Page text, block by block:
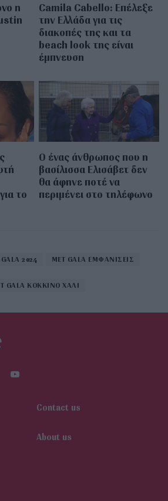
η
Camila Cabello: Επέλεξε
την Ελλάδα για τις
διακοπές της και τα
beach look της είναι
έμπνευση
το
Ο ένας άνθρωπος που η
βασίλισσα Ελισάβετ δεν
θα άφηνε ποτέ να
περιμένει στο τηλέφωνο
GALA 2024 MET GALA ΕΜΦΑΝΙΣΕΙΣ
GALA ΚΟΚΚΙΝΟ ΧΑΛΙ
Contact us
About us